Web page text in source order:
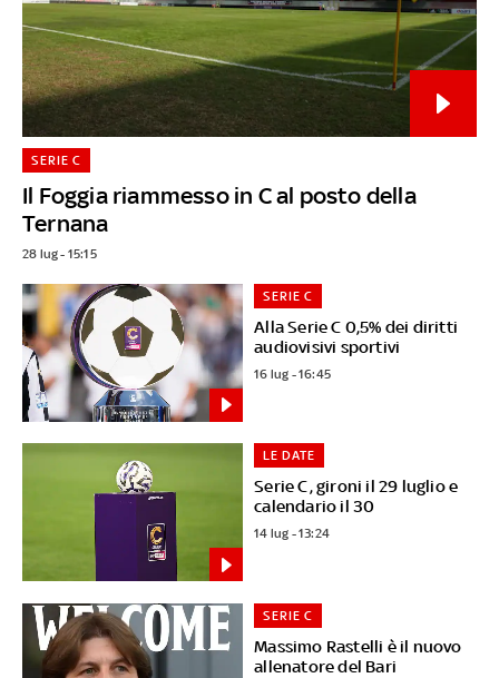
Il Foggia riammesso in C al posto della
Ternana
SERIE C
28 lug - 15:15
Alla Serie C 0,5% dei diritti
audiovisivi sportivi
SERIE C
16 lug - 16:45
Serie C, gironi il 29 luglio e
calendario il 30
LE DATE
14 lug - 13:24
Massimo Rastelli è il nuovo
allenatore del Bari
SERIE C